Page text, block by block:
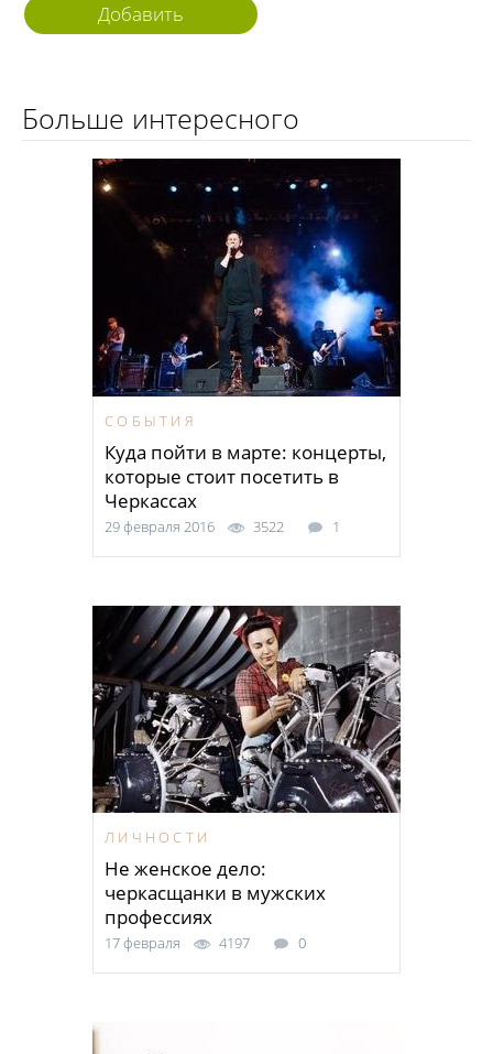
Добавить
Больше интересного
СОБЫТИЯ
Куда пойти в марте: концерты,
которые стоит посетить в
Черкассах
29 февраля 2016 3522 1
ЛИЧНОСТИ
Не женское дело:
черкасщанки в мужских
профессиях
17 февраля 4197 0